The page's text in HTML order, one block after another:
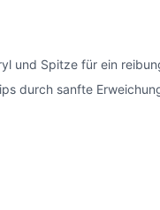
und Spitze für ein
durch sanfte